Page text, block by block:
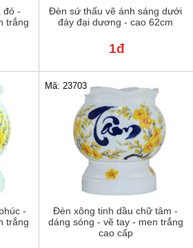
đỏ -
trắng
Đèn sứ thấu vẽ ánh sáng dưới
đáy đại dương - cao 62cm
1đ
-
trắng
Đèn xông tinh dầu chữ tâm -
dáng sóng - vẽ tay - men trắng
cao cấp
Mã: 23703